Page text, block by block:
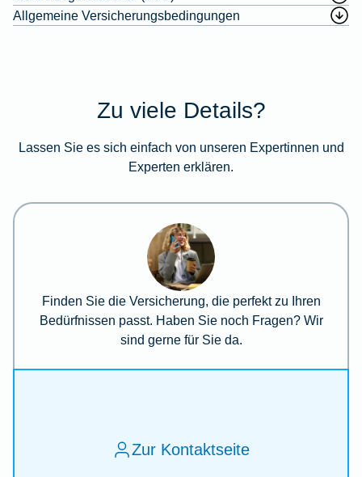
Allgemeine Versicherungsbedingungen
Zu viele Details?
Lassen Sie es sich einfach von unseren Expertinnen und
Experten erklären.
Finden Sie die Versicherung, die perfekt zu Ihren
Bedürfnissen passt. Haben Sie noch Fragen? Wir
sind gerne für Sie da.
Zur Kontaktseite